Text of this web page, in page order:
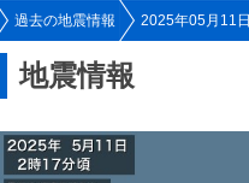
過去の地震情報 2025年05月11日
地震情報